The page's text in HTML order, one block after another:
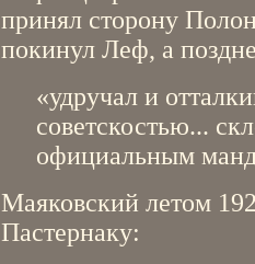
принял сторону
покинул Леф, а
«удручал и
советскостью...
официальным
Маяковский летом
Пастернаку: